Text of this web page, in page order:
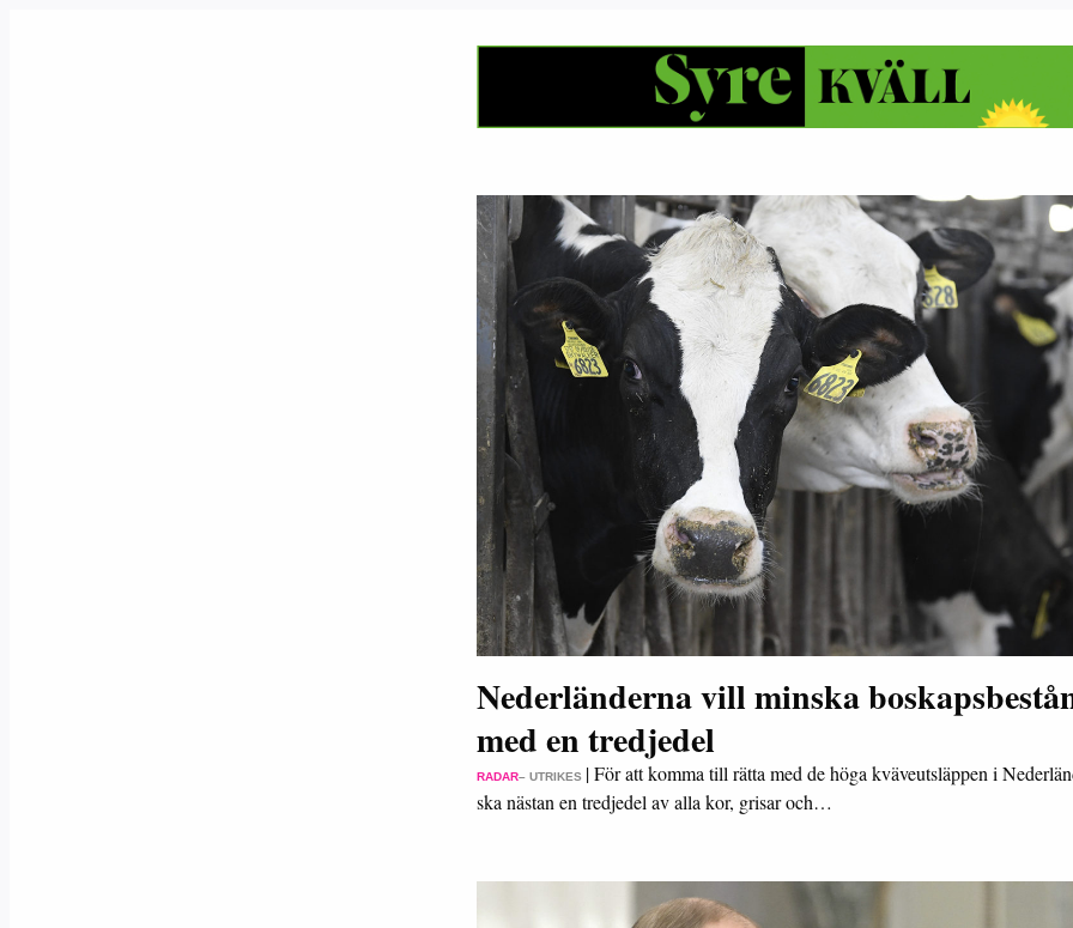
Nederländerna vill minska
med en tredjedel
RADAR– UTRIKES |För att komma till rätta med de höga kväveutsläppen i
ska nästan en tredjedel av alla kor, grisar och…